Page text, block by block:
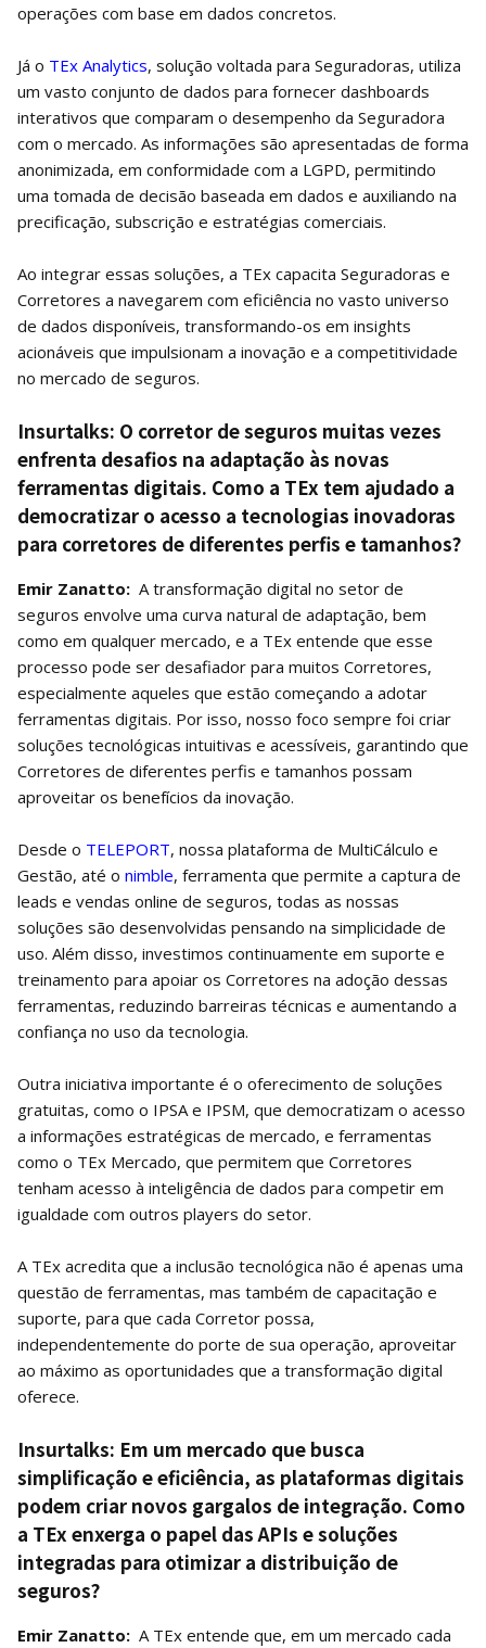
operações com base em dados concretos.
Já o TEx Analytics, solução voltada para Seguradoras, utiliza
um vasto conjunto de dados para fornecer dashboards
interativos que comparam o desempenho da Seguradora
com o mercado. As informações são apresentadas de forma
anonimizada, em conformidade com a LGPD, permitindo
uma tomada de decisão baseada em dados e auxiliando na
precificação, subscrição e estratégias comerciais.
Ao integrar essas soluções, a TEx capacita Seguradoras e
Corretores a navegarem com eficiência no vasto universo
de dados disponíveis, transformando-os em insights
acionáveis que impulsionam a inovação e a competitividade
no mercado de seguros.
Insurtalks: O corretor de seguros muitas vezes
enfrenta desafios na adaptação às novas
ferramentas digitais. Como a TEx tem ajudado a
democratizar o acesso a tecnologias inovadoras
para corretores de diferentes perfis e tamanhos?
Emir Zanatto: A transformação digital no setor de
seguros envolve uma curva natural de adaptação, bem
como em qualquer mercado, e a TEx entende que esse
processo pode ser desafiador para muitos Corretores,
especialmente aqueles que estão começando a adotar
ferramentas digitais. Por isso, nosso foco sempre foi criar
soluções tecnológicas intuitivas e acessíveis, garantindo que
Corretores de diferentes perfis e tamanhos possam
aproveitar os benefícios da inovação.
Desde o TELEPORT, nossa plataforma de MultiCálculo e
Gestão, até o nimble, ferramenta que permite a captura de
leads e vendas online de seguros, todas as nossas
soluções são desenvolvidas pensando na simplicidade de
uso. Além disso, investimos continuamente em suporte e
treinamento para apoiar os Corretores na adoção dessas
ferramentas, reduzindo barreiras técnicas e aumentando a
confiança no uso da tecnologia.
Outra iniciativa importante é o oferecimento de soluções
gratuitas, como o IPSA e IPSM, que democratizam o acesso
a informações estratégicas de mercado, e ferramentas
como o TEx Mercado, que permitem que Corretores
tenham acesso à inteligência de dados para competir em
igualdade com outros players do setor.
A TEx acredita que a inclusão tecnológica não é apenas uma
questão de ferramentas, mas também de capacitação e
suporte, para que cada Corretor possa,
independentemente do porte de sua operação, aproveitar
ao máximo as oportunidades que a transformação digital
oferece.
Insurtalks: Em um mercado que busca
simplificação e eficiência, as plataformas digitais
podem criar novos gargalos de integração. Como
a TEx enxerga o papel das APIs e soluções
integradas para otimizar a distribuição de
seguros?
Emir Zanatto: A TEx entende que, em um mercado cada